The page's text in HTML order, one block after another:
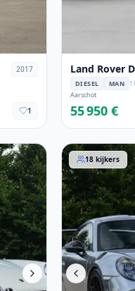
2017
1
Land Rover
DIESEL MAN
Aarschot
55 950 €
Porsche 911
18 kijkers